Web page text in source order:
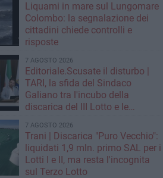
Liquami in mare sul Lungomare
Colombo: la segnalazione dei
cittadini chiede controlli e
risposte
7 AGOSTO 2026
Editoriale.Scusate il disturbo |
TARI, la sfida del Sindaco
Galiano tra l'incubo della
discarica del III Lotto e le
rifiuti
7 AGOSTO 2026
Trani | Discarica "Puro Vecchio":
liquidati 1,9 mln. primo SAL per i
Lotti I e II, ma resta l'incognita
sul Terzo Lotto